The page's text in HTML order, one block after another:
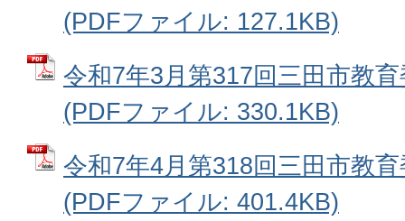
(PDFファイル: 127.1KB)
令和7年3月第317回三田市教
(PDFファイル: 330.1KB)
令和7年4月第318回三田市教
(PDFファイル: 401.4KB)